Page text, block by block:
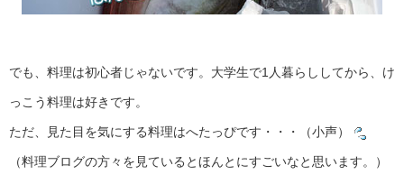
でも、料理は初心者じゃないです。大学生で1人暮らししてから、け
っこう料理は好きです。
ただ、見た目を気にする料理はへたっぴです・・・（小声）
（料理ブログの方々を見ているとほんとにすごいなと思います。）